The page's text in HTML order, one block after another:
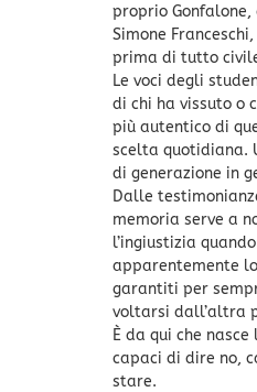
proprio
Simone
prima di tutto
Le voci degli
di chi ha vissuto o
più autentico di
scelta quotidiana.
di generazione in
Dalle
memoria serve a
l’ingiustizia
apparentemente
garantiti per
voltarsi dall’altra
È da qui che
capaci di dire no,
stare.